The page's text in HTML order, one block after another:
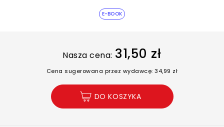
E-BOOK
Nasza cena: 31,50 zł
Cena sugerowana przez wydawcę: 34,99 zł
DO KOSZYKA